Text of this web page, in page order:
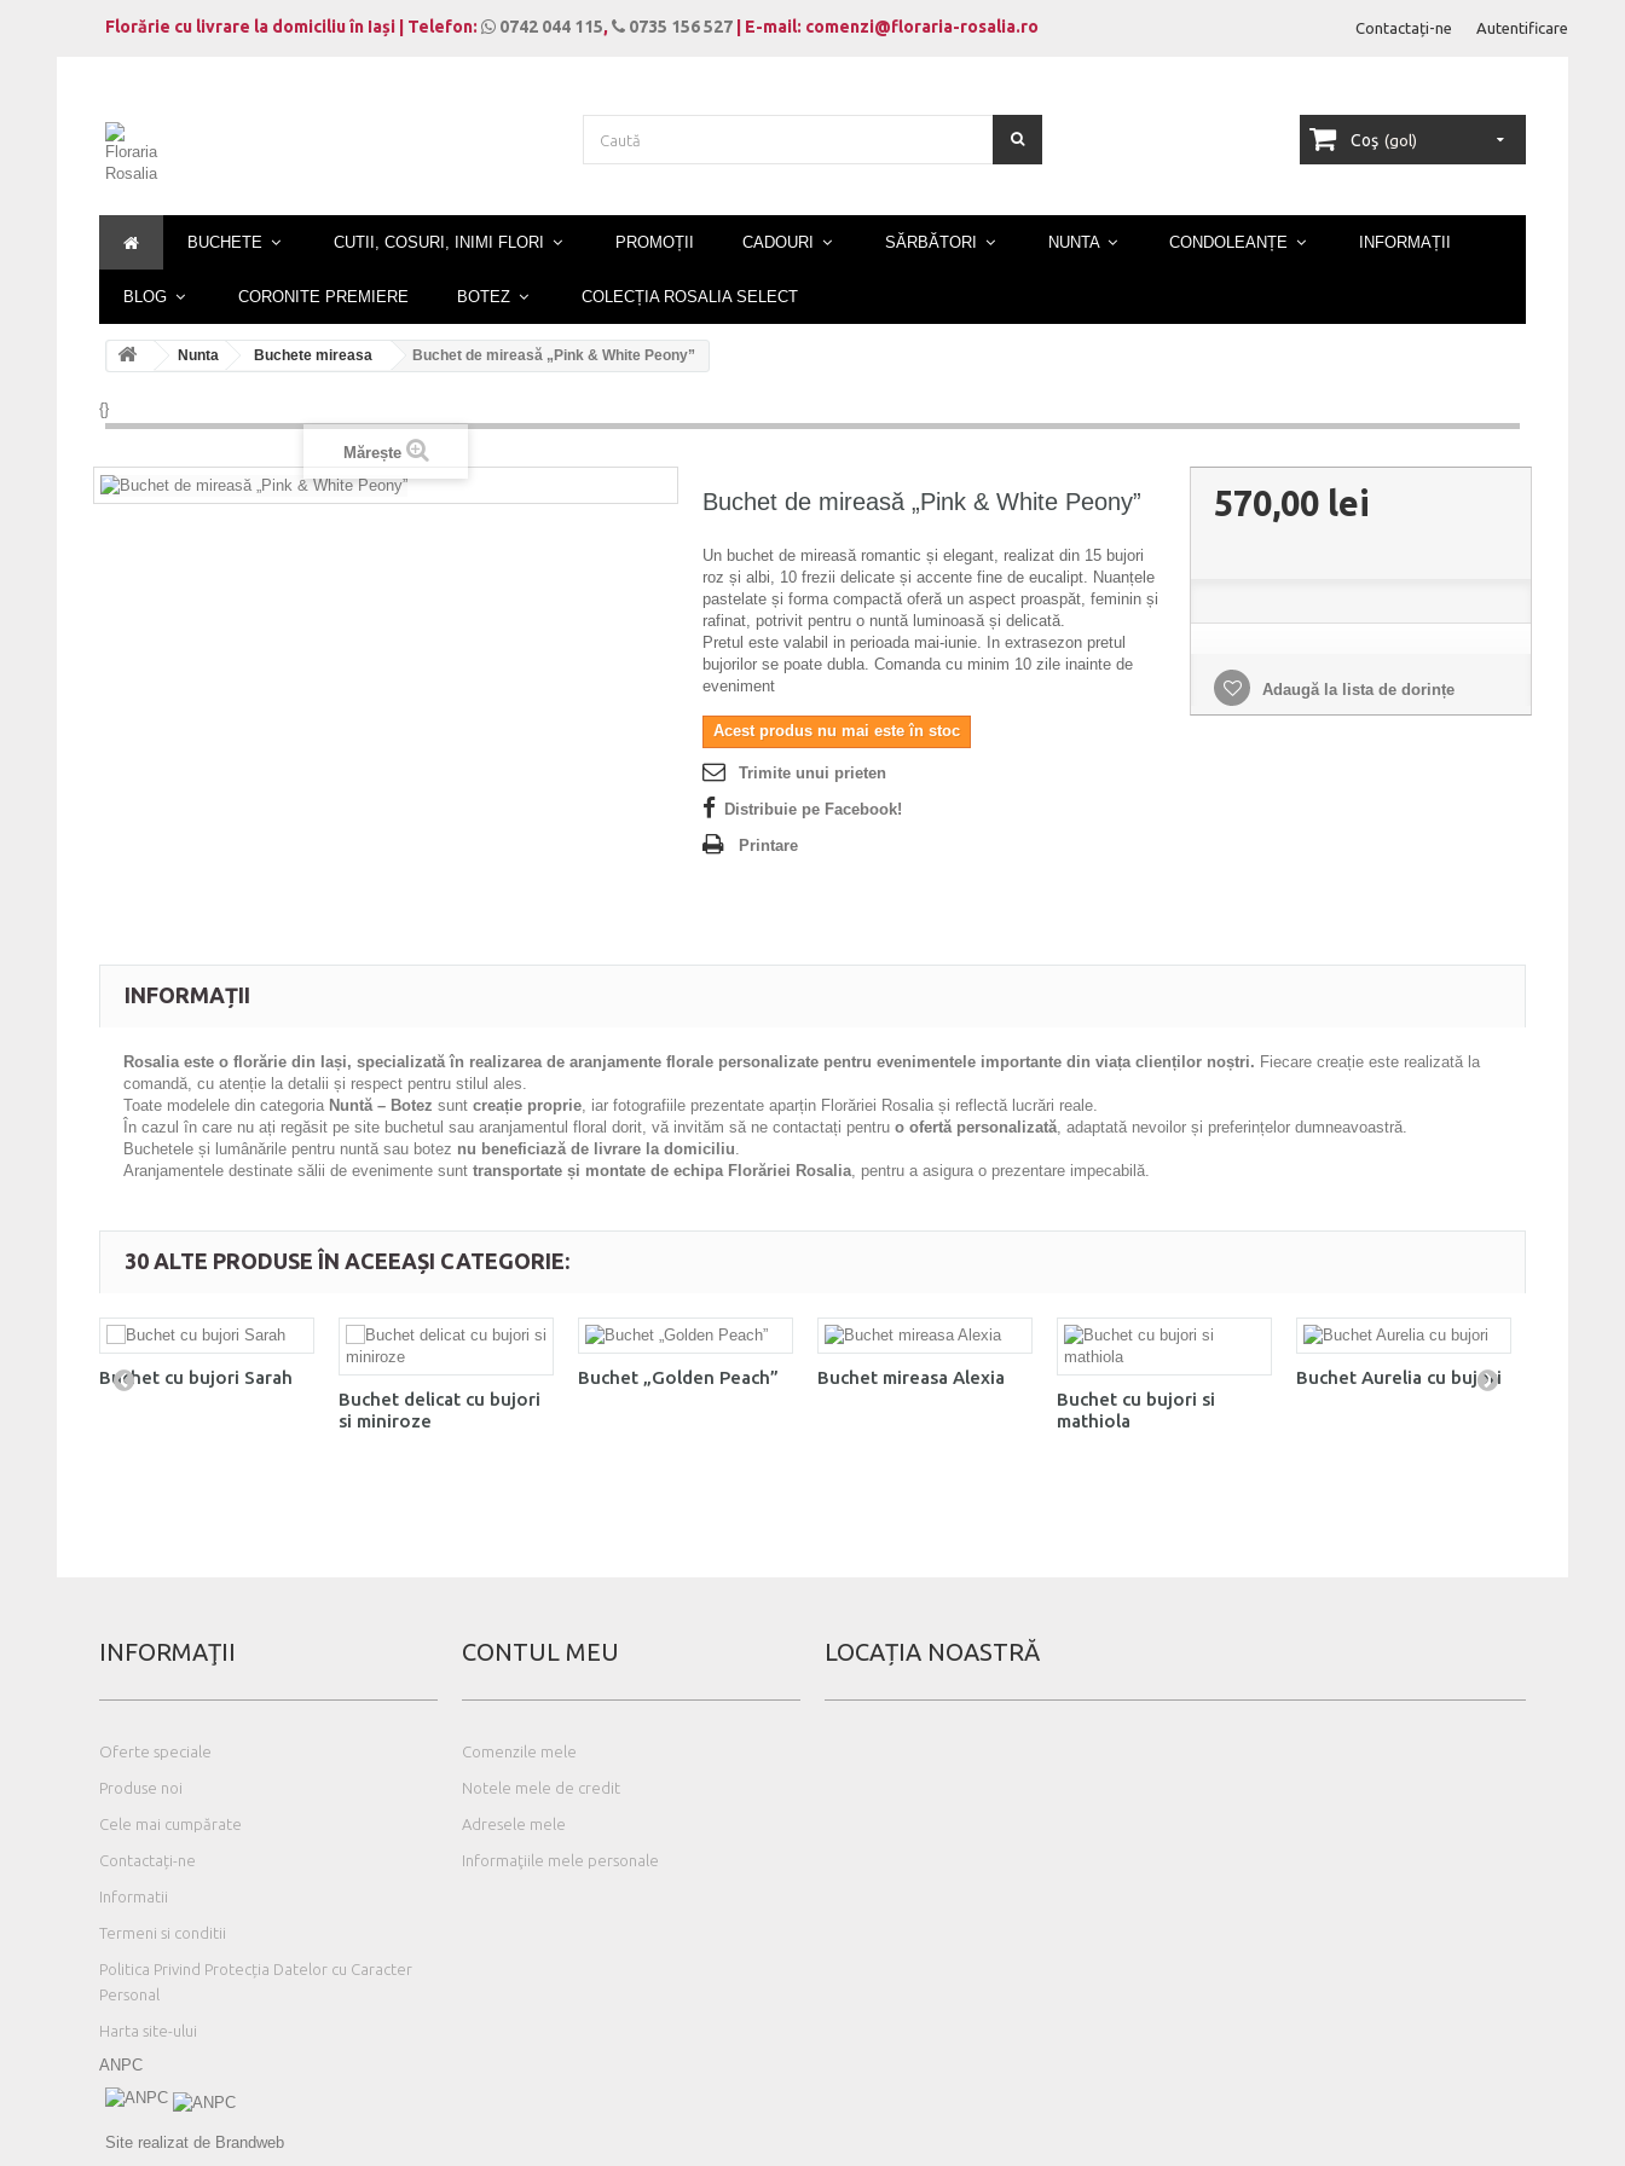
Florărie cu livrare la domiciliu în Iași | Telefon: 0742 044 115, 0735 156 527 | E-mail: comenzi@floraria-rosalia.ro Autentificare
Contactați-ne
Coş (gol)
BUCHETE CUTII, COSURI, INIMI FLORI PROMOȚII CADOURI SĂRBĂTORI NUNTA CONDOLEANȚE INFORMAȚII
BLOG CORONITE PREMIERE BOTEZ COLECȚIA ROSALIA SELECT
Nunta Buchete mireasa Buchet de mireasă „Pink & White Peony”
{}
Mărește
Buchet de mireasă „Pink & White Peony”
Un buchet de mireasă romantic și elegant, realizat din 15 bujori
roz și albi, 10 frezii delicate și accente fine de eucalipt. Nuanțele
pastelate și forma compactă oferă un aspect proaspăt, feminin și
rafinat, potrivit pentru o nuntă luminoasă și delicată.
Pretul este valabil in perioada mai-iunie. In extrasezon pretul
bujorilor se poate dubla.Comanda cu minim 10 zile inainte de
eveniment
Acest produs nu mai este în stoc
Trimite unui prieten
Distribuie pe Facebook!
Printare
570,00 lei
Adaugă la lista de dorințe
INFORMAȚII
Rosalia este o florărie din Iași, specializată în realizarea de aranjamente florale personalizate pentru evenimentele importante din viața clienților noștri. Fiecare creație este realizată la
comandă, cu atenție la detalii și respect pentru stilul ales.
Toate modelele din categoria Nuntă – Botez sunt creație proprie, iar fotografiile prezentate aparțin Florăriei Rosalia și reflectă lucrări reale.
În cazul în care nu ați regăsit pe site buchetul sau aranjamentul floral dorit, vă invităm să ne contactați pentru o ofertă personalizată, adaptată nevoilor și preferințelor dumneavoastră.
Buchetele și lumânările pentru nuntă sau botez nu beneficiază de livrare la domiciliu.
Aranjamentele destinate sălii de evenimente sunt transportate și montate de echipa Florăriei Rosalia, pentru a asigura o prezentare impecabilă.
30 ALTE PRODUSE ÎN ACEEAȘI CATEGORIE:
Buchet cu bujori Sarah
Buchet delicat cu bujori
si miniroze
Buchet „Golden Peach”
Buchet mireasa Alexia
Buchet cu bujori si
mathiola
Buchet Aurelia cu bujori
INFORMAŢII
Oferte speciale
Produse noi
Cele mai cumpărate
Contactați-ne
Informatii
Termeni si conditii
Politica Privind Protecția Datelor cu Caracter
Personal
Harta site-ului
ANPC
CONTUL MEU
Comenzile mele
Notele mele de credit
Adresele mele
Informaţiile mele personale
LOCAȚIA NOASTRĂ
Site realizat de Brandweb